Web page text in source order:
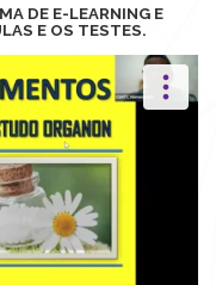
DE E-LEARNING E
E OS TESTES.